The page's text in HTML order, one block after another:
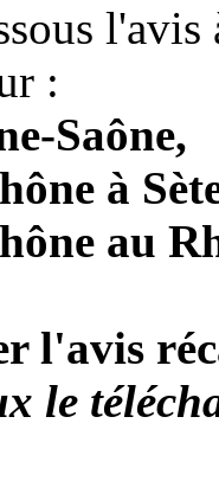
:
Saône,
à
au
l'avis
le